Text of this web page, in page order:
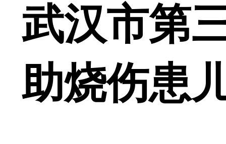
武汉市第
助烧伤患